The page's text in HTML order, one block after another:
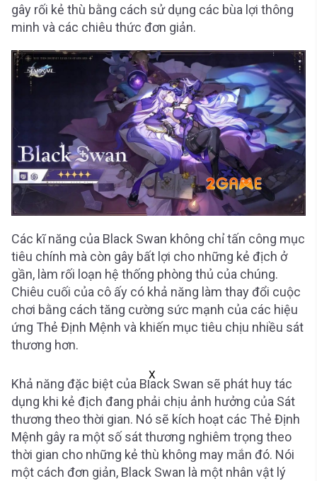
gây rối kẻ thù bằng cách sử dụng các bùa lợi thông
minh và các chiêu thức đơn giản.
Các kĩ năng của Black Swan không chỉ tấn công mục
tiêu chính mà còn gây bất lợi cho những kẻ địch ở
gần, làm rối loạn hệ thống phòng thủ của chúng.
Chiêu cuối của cô ấy có khả năng làm thay đổi cuộc
chơi bằng cách tăng cường sức mạnh của các hiệu
ứng Thẻ Định Mệnh và khiến mục tiêu chịu nhiều sát
thương hơn.
X
Khả năng đặc biệt của Black Swan sẽ phát huy tác
dụng khi kẻ địch đang phải chịu ảnh hưởng của Sát
thương theo thời gian. Nó sẽ kích hoạt các Thẻ Định
Mệnh gây ra một số sát thương nghiêm trọng theo
thời gian cho những kẻ thù không may mắn đó. Nói
một cách đơn giản, Black Swan là một nhân vật lý